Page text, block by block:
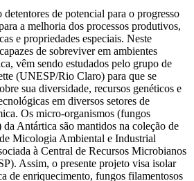
de potencial para o progresso
a melhoria dos processos produtivos,
e propriedades especiais. Neste
de sobreviver em ambientes
vêm sendo estudados pelo grupo de
(UNESP/Rio Claro) para que se
sua diversidade, recursos genéticos e
em diversos setores de
Os micro-organismos (fungos
Antártica são mantidos na coleção de
Micologia Ambiental e Industrial
à Central de Recursos Microbianos
Assim, o presente projeto visa isolar
de enriquecimento, fungos filamentosos